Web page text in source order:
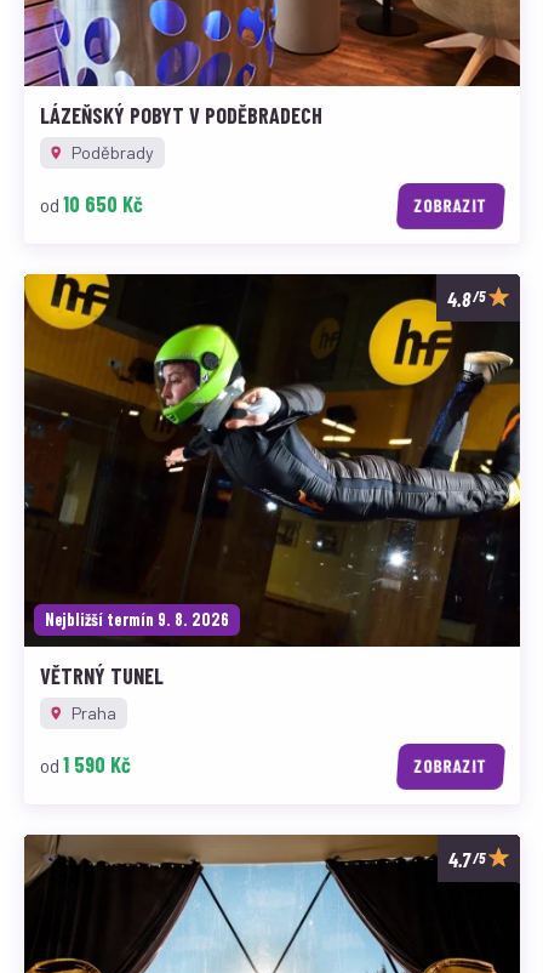
LÁZEŇSKÝ POBYT V PODĚBRADECH
Poděbrady
od 10 650 Kč ZOBRAZIT
/5
Nejbližší termín 9. 8. 2026
VĚTRNÝ TUNEL
Praha
od 1 590 Kč ZOBRAZIT
/5